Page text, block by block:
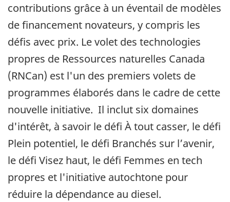
contributions grâce à un éventail de modèles
de financement novateurs, y compris les
défis avec prix. Le volet des technologies
propres de Ressources naturelles Canada
(RNCan) est l'un des premiers volets de
programmes élaborés dans le cadre de cette
nouvelle initiative. Il inclut six domaines
d'intérêt, à savoir le défi À tout casser, le défi
Plein potentiel, le défi Branchés sur l’avenir,
le défi Visez haut, le défi Femmes en tech
propres et l'initiative autochtone pour
réduire la dépendance au diesel.